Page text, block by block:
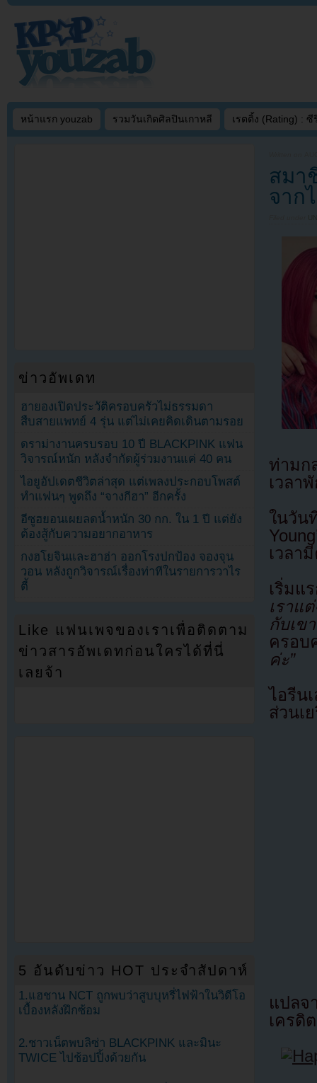
หน้าแรก youzab รวมวันเกิดศิลปินเกาหลี เรตติ้ง (Rating) : ซี
สมา
จาก
ท่ามก
เวลา
ในวั
เวลา
เริ่มแ
เราแ
กับเข
ครอบ
ค่ะ”
ไอรีน
ส่วนเ
แปล
เครดิ
ข่าวอัพเดท
ฮายองเปิดประวัติครอบครัวไม่ธรรมดา
สืบสายแพทย์ 4 รุ่น แต่ไม่เคยคิดเดินตามรอย
ดราม่างานครบรอบ 10 ปี BLACKPINK แฟน
วิจารณ์หนัก หลังจำกัดผู้ร่วมงานแค่ 40 คน
ไอยูอัปเดตชีวิตล่าสุด แต่เพลงประกอบโพสต์
ทำแฟนๆ พูดถึง “จางกีฮา” อีกครั้ง
อีซูฮยอนเผยลดน้ำหนัก 30 กก. ใน 1 ปี แต่ยัง
ต้องสู้กับความอยากอาหาร
กงฮโยจินและฮาฮ่า ออกโรงปกป้อง จองจุน
วอน หลังถูกวิจารณ์เรื่องท่าทีในรายการวาไร
ตี้
Like แฟนเพจของเราเพื่อติดตาม
ข่าวสารอัพเดทก่อนใครได้ที่นี่
เลยจ้า
5 อันดับข่าว HOT ประจำสัปดาห์
1.แฮชาน NCT ถูกพบว่าสูบบุหรี่ไฟฟ้าในวิดีโอ
เบื้องหลังฝึกซ้อม
2.ชาวเน็ตพบลิซ่า BLACKPINK และมินะ
TWICE ไปช้อปปิ้งด้วยกัน